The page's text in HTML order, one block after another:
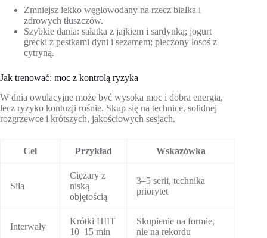
Zmniejsz lekko węglowodany na rzecz białka i
zdrowych tłuszczów.
Szybkie dania: sałatka z jajkiem i sardynką; jogurt
grecki z pestkami dyni i sezamem; pieczony łosoś z
cytryną.
Jak trenować: moc z kontrolą ryzyka
W dnia owulacyjne może być wysoka moc i dobra energia,
lecz ryzyko kontuzji rośnie. Skup się na technice, solidnej
rozgrzewce i krótszych, jakościowych sesjach.
Cel Przykład Wskazówka
Siła
Ciężary z
niską
objętością
3–5 serii, technika
priorytet
Interwały
Krótki HIIT
10–15 min
Skupienie na formie,
nie na rekordu